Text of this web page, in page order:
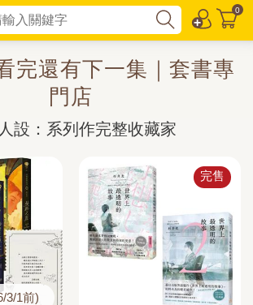
0
完還有下一集｜套書專
門店
設：系列作完整收藏家
3/1前)
完售